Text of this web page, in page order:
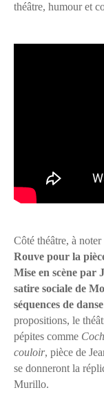
théâtre, humour et
Côté théâtre, à
Rouve pour la
Mise en scène par
satire sociale de
séquences de
propositions, le
pépites comme
couloir, pièce de
se donneront la
Murillo.